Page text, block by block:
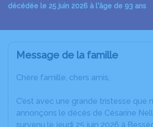
décédée le 25 juin 2026 à l'âge de 93 ans
Message de la famille
Chère famille, chers amis,
C’est avec une grande tristesse que
annonçons le décès de Césarine
survenu le jeudi 25 juin 2026 à